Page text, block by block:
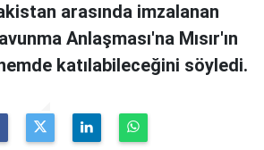
arasında imzalanan
Anlaşması'na Mısır'ın
katılabileceğini söyledi.